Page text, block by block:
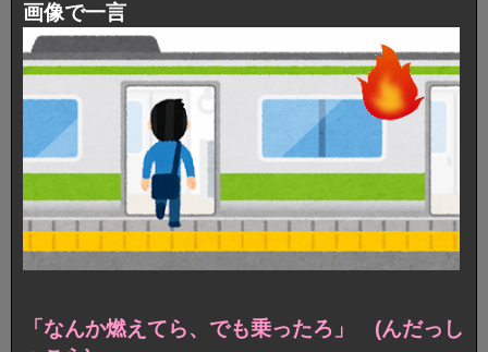
画像で一言
「なんか燃えてら、でも乗ったろ」 (んだっし